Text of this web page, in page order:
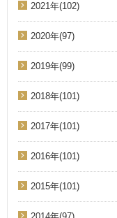
2021年(102)
2020年(97)
2019年(99)
2018年(101)
2017年(101)
2016年(101)
2015年(101)